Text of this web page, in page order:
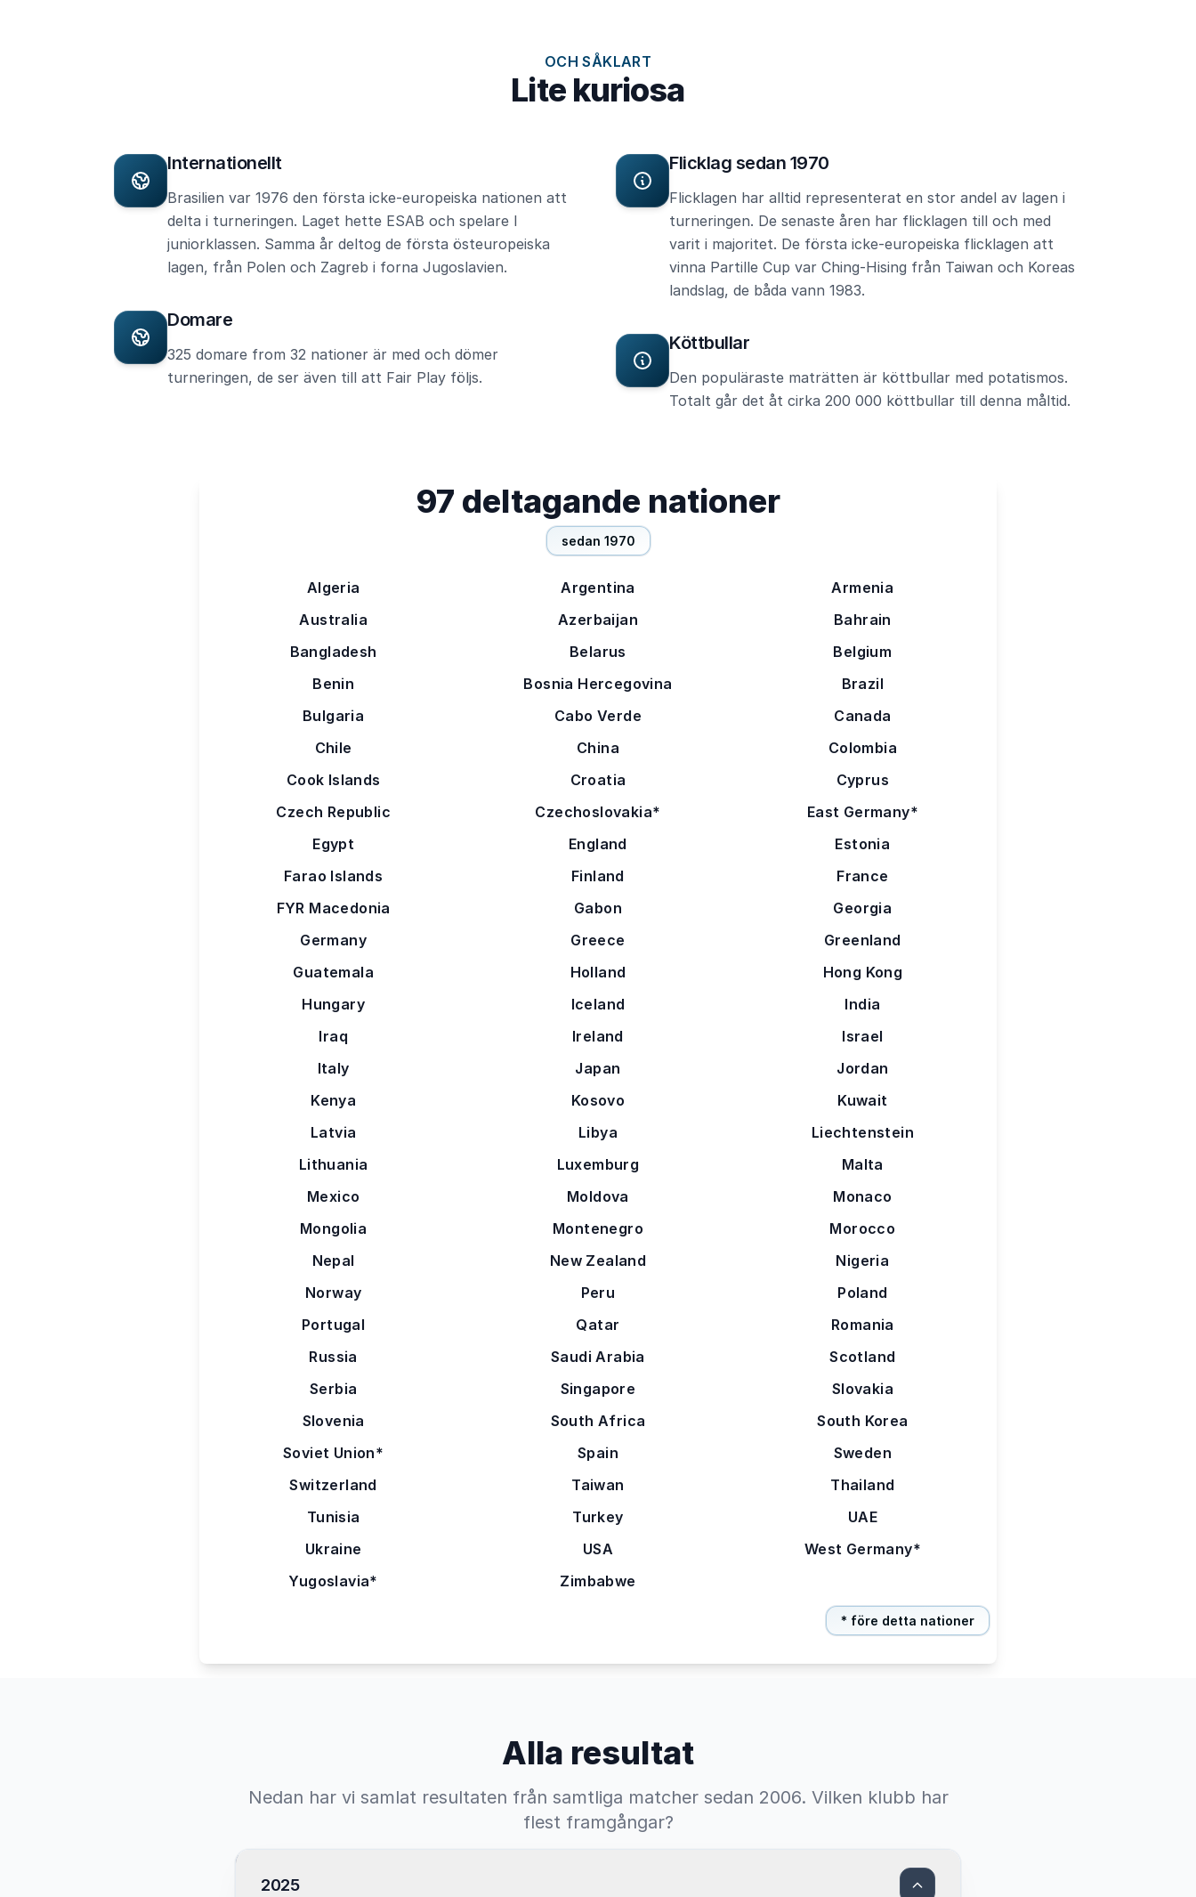
OCH SÅKLART
Lite kuriosa
Internationellt
Brasilien var 1976 den första icke-europeiska nationen att
delta i turneringen. Laget hette ESAB och spelare I
juniorklassen. Samma år deltog de första östeuropeiska
lagen, från Polen och Zagreb i forna Jugoslavien.
Domare
325 domare from 32 nationer är med och dömer
turneringen, de ser även till att Fair Play följs.
Flicklag sedan 1970
Flicklagen har alltid representerat en stor andel av lagen i
turneringen. De senaste åren har flicklagen till och med
varit i majoritet. De första icke-europeiska flicklagen att
vinna Partille Cup var Ching-Hising från Taiwan och Koreas
landslag, de båda vann 1983.
Köttbullar
Den populäraste maträtten är köttbullar med potatismos.
Totalt går det åt cirka 200 000 köttbullar till denna måltid.
97 deltagande nationer
sedan 1970
Algeria Argentina
Armenia
Australia
Azerbaijan
Bahrain
Bangladesh
Belarus
Belgium
Benin
Bosnia Hercegovina
Brazil
Bulgaria
Cabo Verde
Canada
Chile
China
Colombia
Cook Islands
Croatia
Cyprus
Czech Republic
Czechoslovakia*
East Germany*
Egypt
England
Estonia
Farao Islands
Finland
France
FYR Macedonia
Gabon
Georgia
Germany
Greece
Greenland
Guatemala
Holland
Hong Kong
Hungary
Iceland
India
Iraq
Ireland
Israel
Italy
Japan
Jordan
Kenya
Kosovo
Kuwait
Latvia
Libya
Liechtenstein
Lithuania
Luxemburg
Malta
Mexico
Moldova
Monaco
Mongolia
Montenegro
Morocco
Nepal
New Zealand
Nigeria
Norway
Peru
Poland
Portugal
Qatar
Romania
Russia
Saudi Arabia
Scotland
Serbia
Singapore
Slovakia
Slovenia
South Africa
South Korea
Soviet Union*
Spain
Sweden
Switzerland
Taiwan
Thailand
Tunisia
Turkey
UAE
Ukraine
USA
West Germany*
Yugoslavia*
Zimbabwe
* före detta nationer
Alla resultat
Nedan har vi samlat resultaten från samtliga matcher sedan 2006. Vilken klubb har
flest framgångar?
2025